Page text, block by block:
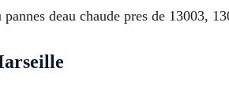
deau chaude pres de 13003,